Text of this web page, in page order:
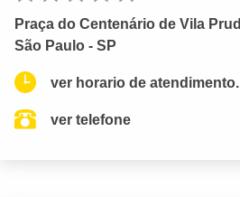
Praça do Centenário de Vila
São Paulo - SP
ver horario de atendimento.
ver telefone